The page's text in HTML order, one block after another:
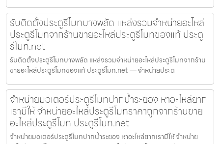
รับติดตั้งประตูรีโมทบางพลัด แหล่งรวมจำหน่ายอะไหล่
ประตูรีโมทจากร้านขายอะไหล่ประตูรีโมทของแท้ ประตู
รีโมท.net
รับติดตั้งประตูรีโมทบางพลัด แหล่งรวมจำหน่ายอะไหล่ประตูรีโมทจากร้าน
ขายอะไหล่ประตูรีโมทของแท้ ประตูรีโมท.net — จำหน่ายประต
จำหน่ายมอเตอร์ประตูรีโมทปากน้ำระยอง หาอะไหล่ยาก
เรามีให้ จำหน่ายอะไหล่ประตูรีโมทราคาถูกจากร้านขาย
อะไหล่ประตูรีโมท ประตูรีโมท.net
จำหน่ายมอเตอร์ประตูรีโมทปากน้ำระยอง หาอะไหล่ยากเรามีให้ จำหน่าย